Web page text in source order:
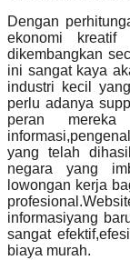
Dengan
ekonomi kreatif
dikembangkan
ini sangat kaya
industri kecil
perlu adanya
peran mereka
yang telah
negara yang
lowongan kerja
informasiyang
sangat
biaya murah.